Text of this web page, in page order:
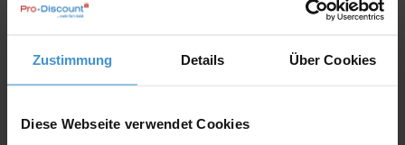
Zustimmung Details Über Cookies
Diese Webseite verwendet Cookies
(brutto)
1.561,64 €
Privatkunden
Warenkorb